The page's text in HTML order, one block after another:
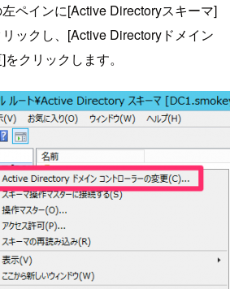
ペインに[Active Directoryスキーマ]
ックし、[Active Directoryドメイン
クリックします。